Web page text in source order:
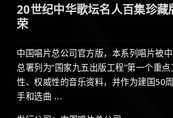
20世纪中华歌坛名人百集珍
荣
中国唱片总公司官方版，本系列唱片被
总署列为“国家九五出版工程”第一个重
性、权威性的音乐资料，并作为建国50
手和选曲 ...